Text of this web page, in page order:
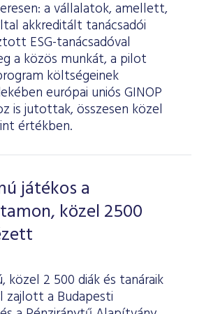
a vállalatok, amellett,
akkreditált tanácsadói
ESG-tanácsadóval
a közös munkát, a pilot
költségeinek
európai uniós GINOP
is jutottak, összesen közel
értékben.
játékos a
közel 2500
közel 2 500 diák és tanáraik
zajlott a Budapesti